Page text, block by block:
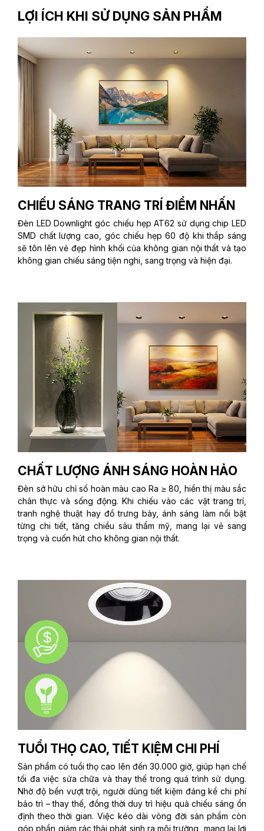
LỢI ÍCH KHI SỬ DỤNG SẢN PHẨM
CHIẾU SÁNG TRANG TRÍ ĐIỂM NHẤN
Đèn LED Downlight góc chiếu hẹp AT62 sử dụng chip LED
SMD chất lượng cao, góc chiếu hẹp 60 độ khi thắp sáng
sẽ tôn lên vẻ đẹp hình khối của không gian nội thất và tạo
không gian chiếu sáng tiện nghi, sang trọng và hiện đại.
CHẤT LƯỢNG ÁNH SÁNG HOÀN HẢO
Đèn sở hữu chỉ số hoàn màu cao Ra ≥ 80, hiển thị màu sắc
chân thực và sống động. Khi chiếu vào các vật trang trí,
tranh nghệ thuật hay đồ trưng bày, ánh sáng làm nổi bật
từng chi tiết, tăng chiều sâu thẩm mỹ, mang lại vẻ sang
trọng và cuốn hút cho không gian nội thất.
TUỔI THỌ CAO, TIẾT KIỆM CHI PHÍ
Sản phẩm có tuổi thọ cao lên đến 30.000 giờ, giúp hạn chế
tối đa việc sửa chữa và thay thế trong quá trình sử dụng.
Nhờ độ bền vượt trội, người dùng tiết kiệm đáng kể chi phí
bảo trì – thay thế, đồng thời duy trì hiệu quả chiếu sáng ổn
định theo thời gian. Việc kéo dài vòng đời sản phẩm còn
góp phần giảm rác thải phát sinh ra môi trường, mang lại lợi